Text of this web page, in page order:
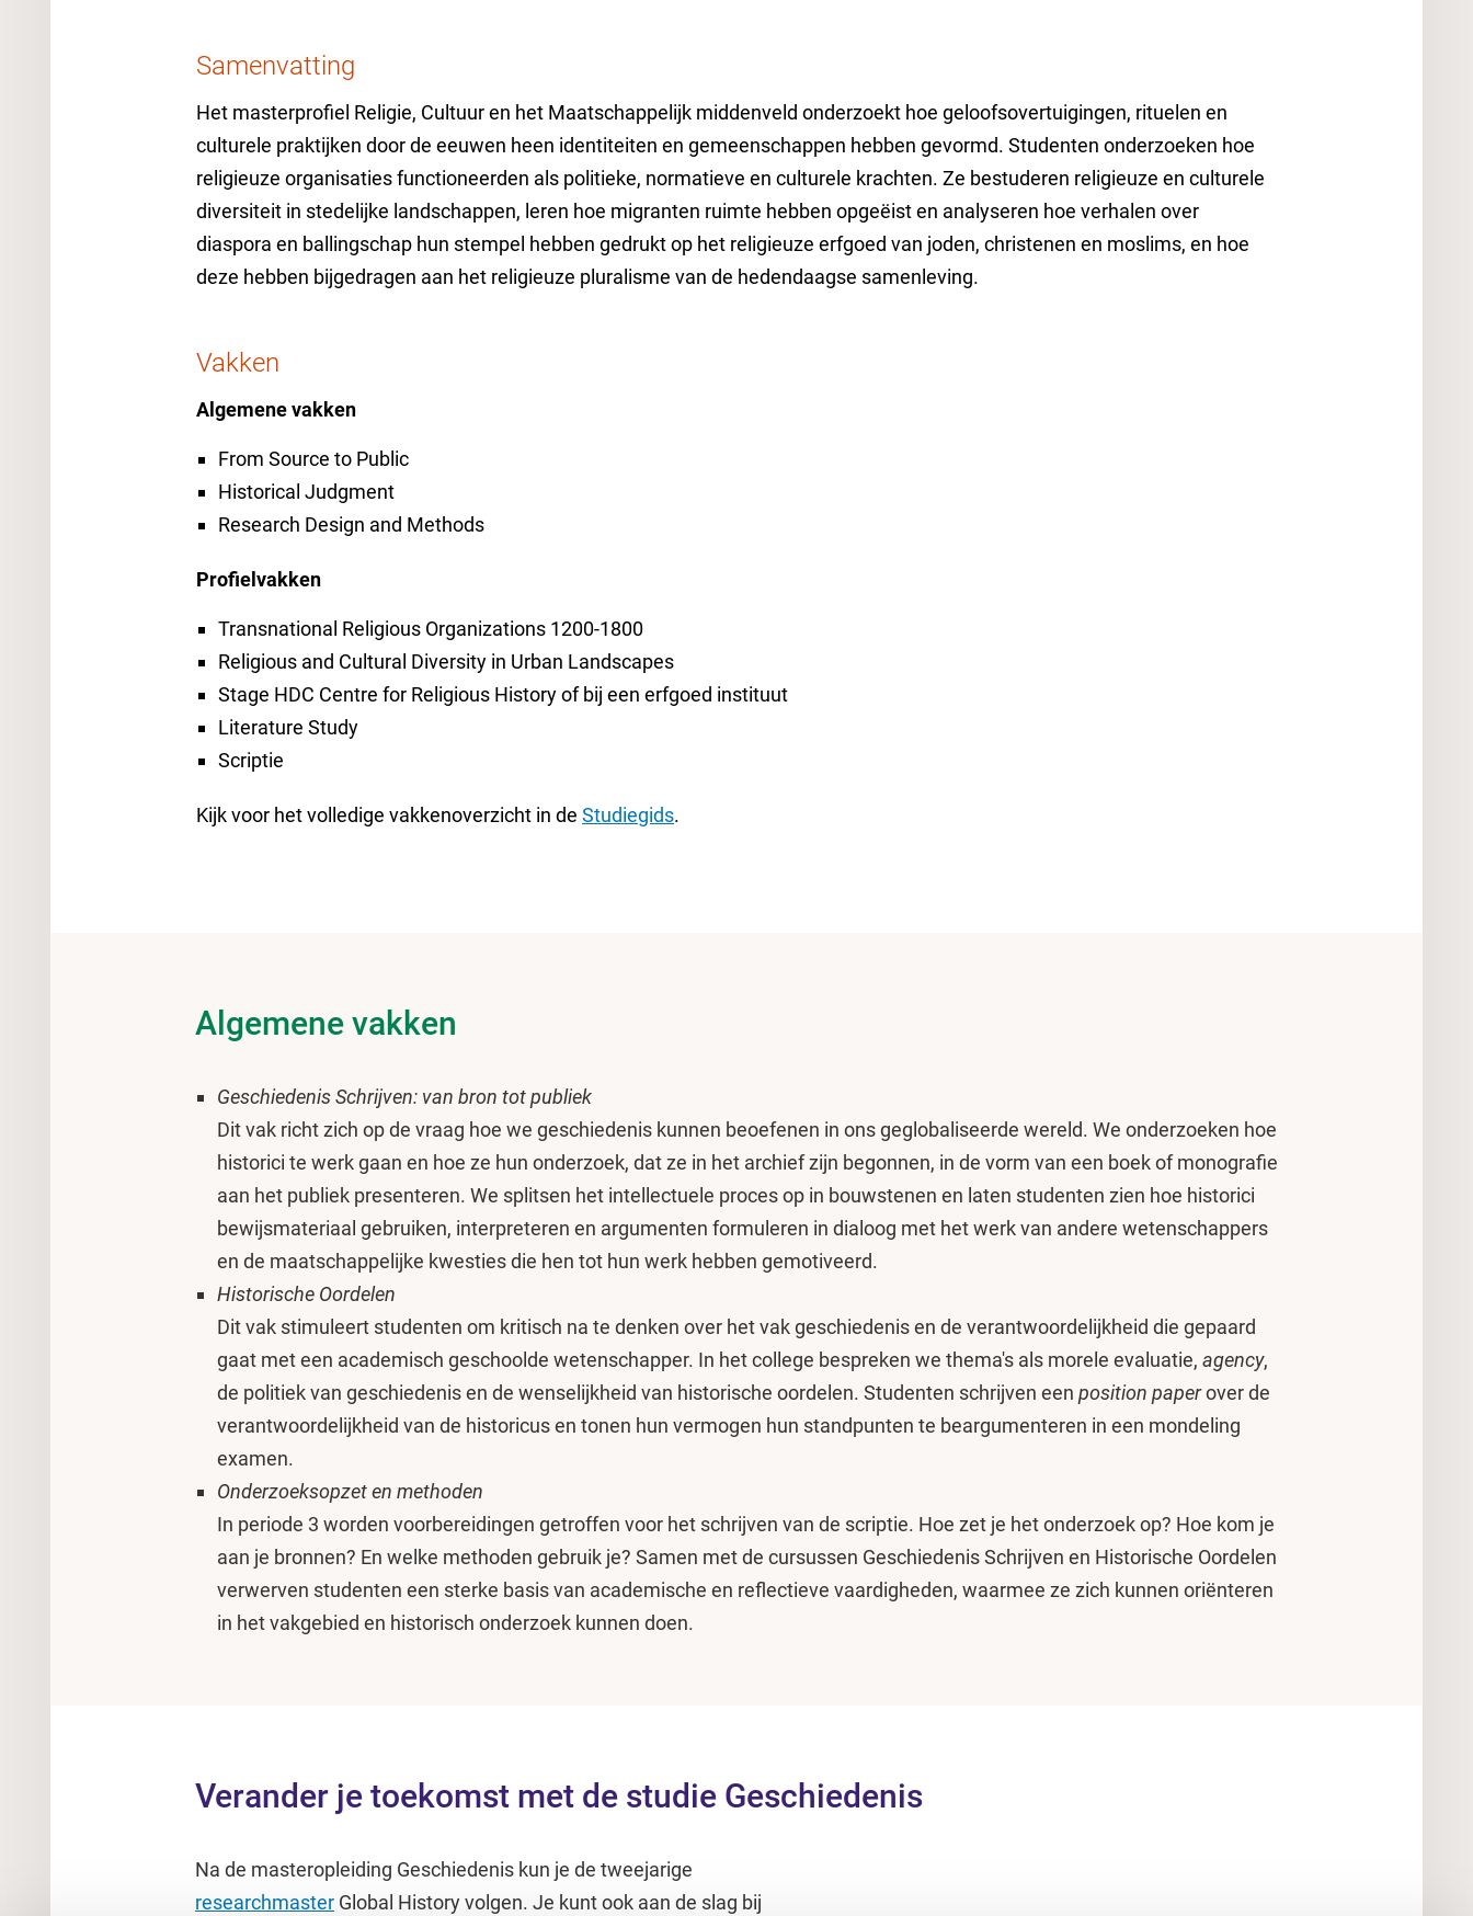
Samenvatting
Het masterprofiel Religie, Cultuur en het Maatschappelijk middenveld onderzoekt hoe geloofsovertuigingen, rituelen en
culturele praktijken door de eeuwen heen identiteiten en gemeenschappen hebben gevormd. Studenten onderzoeken hoe
religieuze organisaties functioneerden als politieke, normatieve en culturele krachten. Ze bestuderen religieuze en culturele
diversiteit in stedelijke landschappen, leren hoe migranten ruimte hebben opgeëist en analyseren hoe verhalen over
diaspora en ballingschap hun stempel hebben gedrukt op het religieuze erfgoed van joden, christenen en moslims, en hoe
deze hebben bijgedragen aan het religieuze pluralisme van de hedendaagse samenleving.
Vakken
Algemene vakken
From Source to Public
Historical Judgment
Research Design and Methods
Profielvakken
Transnational Religious Organizations 1200-1800
Religious and Cultural Diversity in Urban Landscapes
Stage HDC Centre for Religious History of bij een erfgoed instituut
Literature Study
Scriptie
Kijk voor het volledige vakkenoverzicht in de Studiegids.
Algemene vakken
Geschiedenis Schrijven: van bron tot publiek
Dit vak richt zich op de vraag hoe we geschiedenis kunnen beoefenen in ons geglobaliseerde wereld. We onderzoeken hoe
historici te werk gaan en hoe ze hun onderzoek, dat ze in het archief zijn begonnen, in de vorm van een boek of monografie
aan het publiek presenteren. We splitsen het intellectuele proces op in bouwstenen en laten studenten zien hoe historici
bewijsmateriaal gebruiken, interpreteren en argumenten formuleren in dialoog met het werk van andere wetenschappers
en de maatschappelijke kwesties die hen tot hun werk hebben gemotiveerd.
Historische Oordelen
Dit vak stimuleert studenten om kritisch na te denken over het vak geschiedenis en de verantwoordelijkheid die gepaard
gaat met een academisch geschoolde wetenschapper. In het college bespreken we thema's als morele evaluatie, agency,
de politiek van geschiedenis en de wenselijkheid van historische oordelen. Studenten schrijven een position paperover de
verantwoordelijkheid van de historicus en tonen hun vermogen hun standpunten te beargumenteren in een mondeling
examen.
Onderzoeksopzet en methoden
In periode 3 worden voorbereidingen getroffen voor het schrijven van de scriptie. Hoe zet je het onderzoek op? Hoe kom je
aan je bronnen? En welke methoden gebruik je? Samen met de cursussen Geschiedenis Schrijven en Historische Oordelen
verwerven studenten een sterke basis van academische en reflectieve vaardigheden, waarmee ze zich kunnen oriënteren
in het vakgebied en historisch onderzoek kunnen doen.
Verander je toekomst met de studie Geschiedenis
Na de masteropleiding Geschiedenis kun je de tweejarige
researchmaster Global History volgen. Je kunt ook aan de slag bij